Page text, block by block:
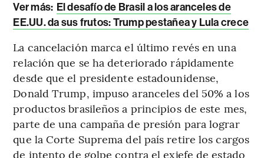
Ver más: El desafío de Brasil a los aranceles de
EE.UU. da sus frutos: Trump pestañea y Lula crece
La cancelación marca el último revés en una
relación que se ha deteriorado rápidamente
desde que el presidente estadounidense,
Donald Trump, impuso aranceles del 50% a los
productos brasileños a principios de este mes,
parte de una campaña de presión para lograr
que la Corte Suprema del país retire los cargos
de intento de golpe contra el exjefe de estado